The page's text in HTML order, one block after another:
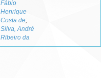
Fábio
Henrique
Costa de;
Silva, André
Ribeiro da